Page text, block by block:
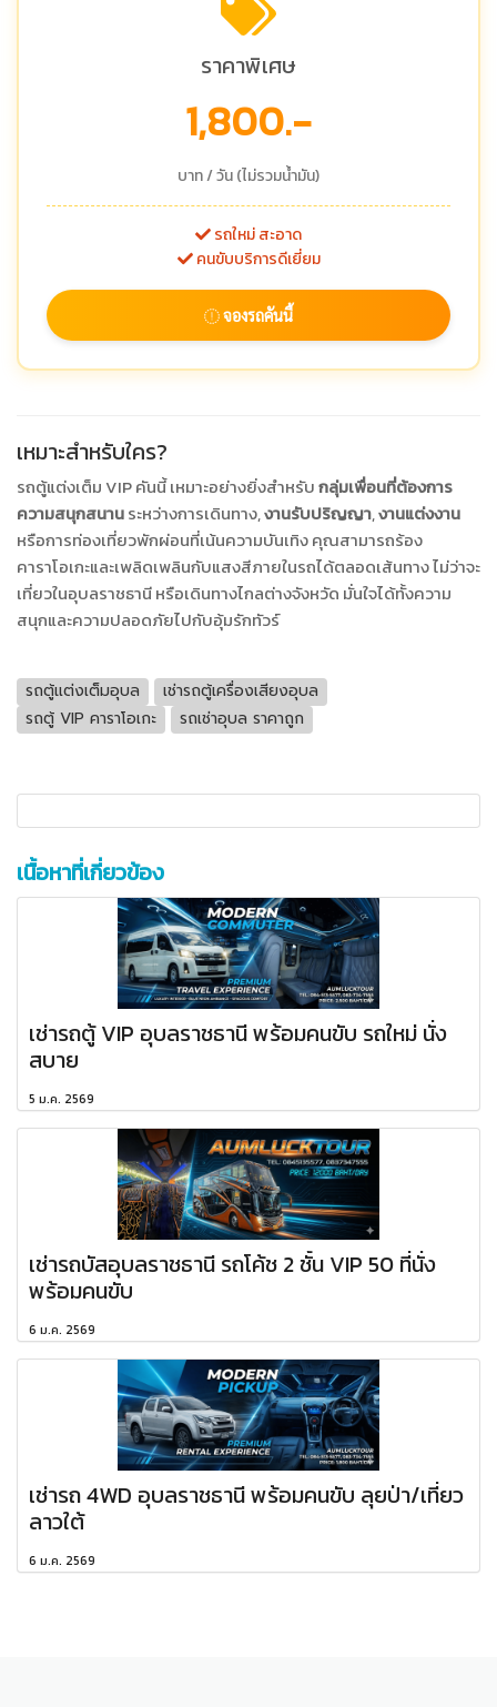
ราคาพิเศษ
1,800.-
บาท / วัน (ไม่รวมน้ำมัน)
รถใหม่ สะอาด
คนขับบริการดีเยี่ยม
จองรถคันนี้
เหมาะสำหรับใคร?
รถตู้แต่งเต็ม VIP คันนี้ เหมาะอย่างยิ่งสำหรับกลุ่มเพื่อนที่ต้องการ
ความสนุกสนานระหว่างการเดินทาง,งานรับปริญญา,งานแต่งงาน
หรือการท่องเที่ยวพักผ่อนที่เน้นความบันเทิง คุณสามารถร้อง
คาราโอเกะและเพลิดเพลินกับแสงสีภายในรถได้ตลอดเส้นทาง ไม่ว่าจะ
เที่ยวในอุบลราชธานี หรือเดินทางไกลต่างจังหวัด มั่นใจได้ทั้งความ
สนุกและความปลอดภัยไปกับอุ้มรักทัวร์
รถตู้แต่งเต็มอุบล
เช่ารถตู้เครื่องเสียงอุบล
รถตู้ VIP คาราโอเกะ
รถเช่าอุบล ราคาถูก
เนื้อหาที่เกี่ยวข้อง
เช่ารถตู้ VIP อุบลราชธานี พร้อมคนขับ รถใหม่ นั่ง
สบาย
5 ม.ค. 2569
เช่ารถบัสอุบลราชธานี รถโค้ช 2 ชั้น VIP 50 ที่นั่ง
พร้อมคนขับ
6 ม.ค. 2569
เช่ารถ 4WD อุบลราชธานี พร้อมคนขับ ลุยป่า/เที่ยว
ลาวใต้
6 ม.ค. 2569